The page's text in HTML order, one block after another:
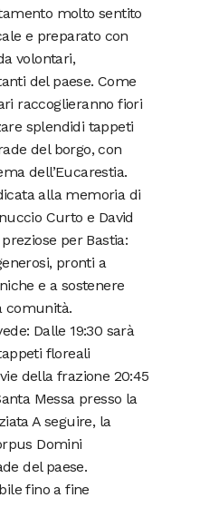
molto sentito
e preparato con
volontari,
del paese. Come
raccoglieranno fiori
splendidi tappeti
del borgo, con
dell’Eucarestia.
alla memoria di
Curto e David
per Bastia:
pronti a
e a sostenere
comunità.
Dalle 19:30 sarà
floreali
della frazione 20:45
Messa presso la
A seguire, la
Domini
del paese.
fino a fine